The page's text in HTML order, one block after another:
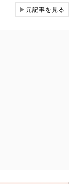
▶元記事を見る